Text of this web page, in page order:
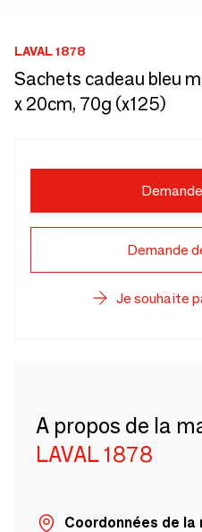
LAVAL 1878
Sachets cadeau bleu
x 20cm, 70g (x125)
Demande
Je souhaite
A propos de la
LAVAL 1878
Coordonnées de la